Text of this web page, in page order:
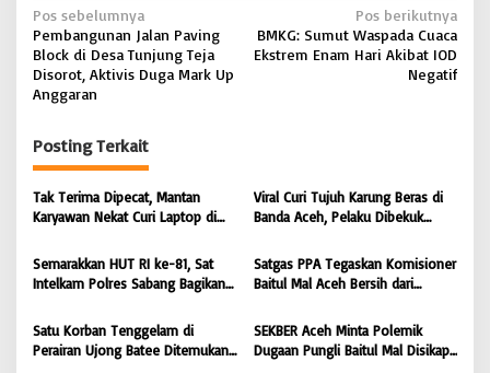
N
a
v
g
a
s
p
o
s
Pos sebelumnya
Pembangunan Jalan Paving
Block di Desa Tunjung Teja
Disorot, Aktivis Duga Mark Up
Anggaran
Pos berikutnya
BMKG: Sumut Waspada Cuaca
Ekstrem Enam Hari Akibat IOD
Negatif
Posting Terkait
Tak Terima Dipecat, Mantan
Karyawan Nekat Curi Laptop di
BONGKAR ‘Perkara.com
Viral Curi Tujuh Karung Beras di
Banda Aceh, Pelaku Dibekuk
‘Perkara.com
Semarakkan HUT RI ke-81, Sat
Intelkam Polres Sabang Bagikan
Masyarakat |
BONGKAR’Perkara.com
Satgas PPA Tegaskan Komisioner
Baitul Mal Aceh Bersih dari
Masyarakat Diminta Hentikan
Penyebaran Hoaks | BONGKAR
‘Perkara.com
Satu Korban Tenggelam di
Perairan Ujong Batee Ditemukan,
SEKBER Aceh Minta Polemik
Dugaan Pungli Baitul Mal Disikapi